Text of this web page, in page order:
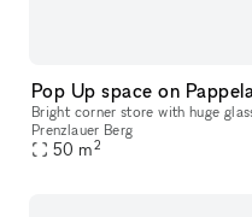
Pop Up space on
Bright corner store with huge
Prenzlauer Berg
50 m2